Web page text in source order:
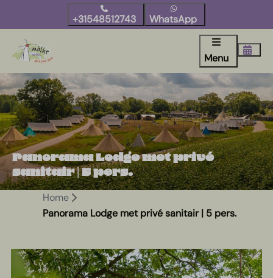
+31548512743 WhatsApp
Menu
Panorama Lodge met privé
sanitair | 5 pers.
Home
Panorama Lodge met privé sanitair | 5 pers.